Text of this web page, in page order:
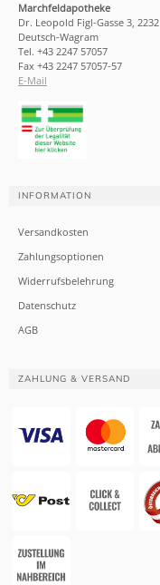
Marchfeldapotheke
Dr. Leopold Figl-Gasse 3, 2232
Deutsch-Wagram
Tel. +43 2247 57057
Fax +43 2247 57057-57
E-Mail
INFORMATION
Versandkosten
Zahlungsoptionen
Widerrufsbelehrung
Datenschutz
AGB
ZAHLUNG & VERSAND